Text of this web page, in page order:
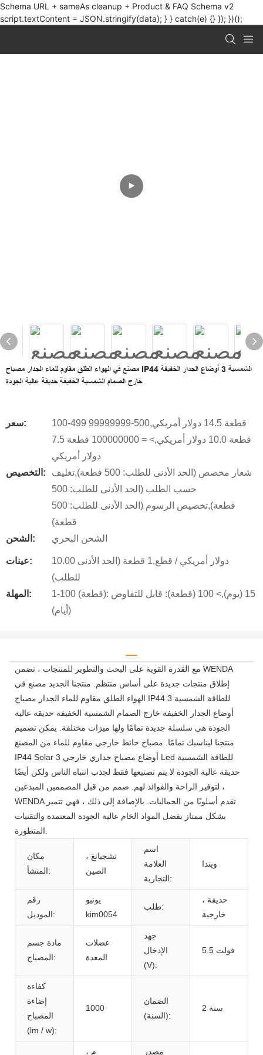
Schema URL + sameAs cleanup + Product & FAQ Schema v2
script.textContent = JSON.stringify(data); } } catch(e) {} }); })();
مصنع في الهواء الطلق مقاوم للماء الجدار مصباح IP44 الشمسية 3 أوضاع الجدار الخفيفة
خارج الصمام الشمسية الخفيفة حديقة عالية الجودة
سعر:
100-499 قطعة 14.5 دولار أمريكي,500-99999999
قطعة 10.0 دولار أمريكي,> = 100000000 قطعة 7.5
دولار أمريكي
التخصيص:
شعار مخصص (الحد الأدنى للطلب: 500 قطعة),تغليف
حسب الطلب (الحد الأدنى للطلب: 500
قطعة),تخصيص الرسوم (الحد الأدنى للطلب: 500
قطعة)
الشحن:
الشحن البحري
عينات:
10.00 دولار أمريكي / قطع,1 قطعة (الحد الأدنى
للطلب)
المهلة:
1-100 (قطعة): 15 (يوم),> 100 (قطعة): قابل للتفاوض
(أيام)
مع القدرة القوية على البحث والتطوير للمنتجات ، تضمن WENDA
إطلاق منتجات جديدة على أساس منتظم. منتجنا الجديد مصنع في
الهواء الطلق مقاوم للماء الجدار مصباح IP44 للطاقة الشمسية 3
أوضاع الجدار الخفيفة خارج الصمام الشمسية الخفيفة حديقة عالية
الجودة هي سلسلة جديدة تمامًا ولها ميزات مختلفة. يمكن تصميم
منتجنا ليناسبك تمامًا. مصباح حائط خارجي مقاوم للماء من المصنع
IP44 Solar 3 أوضاع مصباح جداري خارجي Led للطاقة الشمسية
حديقة عالية الجودة لا يتم تصنيعها فقط لجذب انتباه الناس ولكن أيضًا
لتوفير الراحة والفوائد لهم. صمم من قبل المصممين المبدعين ،
WENDA تقدم أسلوبًا من الجماليات. بالإضافة إلى ذلك ، فهي تتميز
بشكل ممتاز بفضل المواد الخام عالية الجودة المعتمدة والتقنيات
مكان
المنشأ:
تشجيانغ ،
الصين
اسم
العلامة
التجارية:
ويندا
رقم
الموديل:
يونيو
kim0054
طلب:
حديقة ،
خارجية
مادة جسم
المصباح:
عضلات
المعدة
جهد
الإدخال
(V):
5.5 فولت
كفاءة
إضاءة
المصباح
(lm / w):
1000
الضمان
(السنة):
2 سنة
م ، مصدر